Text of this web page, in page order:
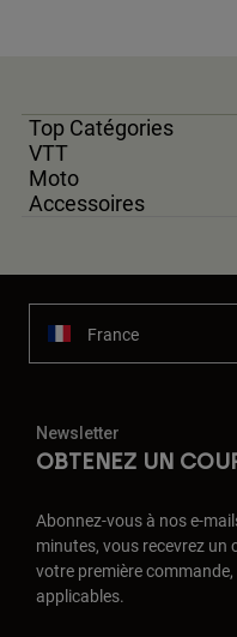
Top Catégories
VTT
Moto
Accessoires
France
Newsletter
OBTENEZ UN
Abonnez-vous à nos e-
minutes, vous recevrez un
votre première
applicables.